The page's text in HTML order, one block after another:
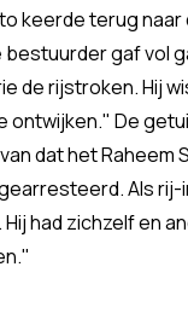
keerde terug
bestuurder gaf vol
de rijstroken. Hij
ontwijken." De
dat het Raheem
Als
had zichzelf en